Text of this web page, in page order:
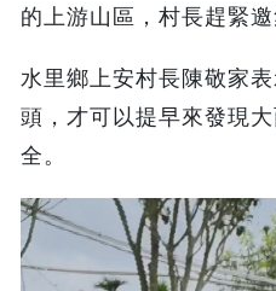
的上游山區，村長趕緊
水里鄉上安村長陳敬家
頭，才可以提早來發現
全。